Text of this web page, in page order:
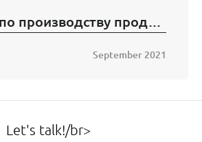
Комплекс по производству продуктов питания из мяса
September 2021
Let's talk!/br>